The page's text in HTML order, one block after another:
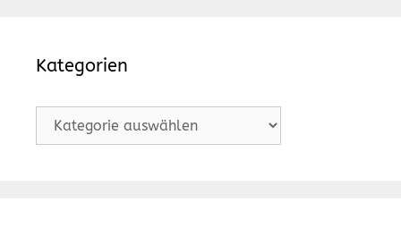
Kategorien
Kategorien